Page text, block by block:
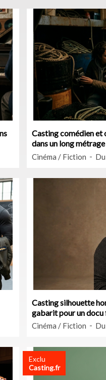
Casting comédien et
dans un long
Cinéma / Fiction
Casting silhouette
gabarit pour un
Cinéma / Fiction
Exclu
Casting.fr